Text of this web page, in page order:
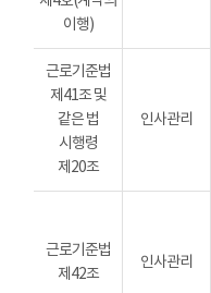
이행)
근로기준법
제41조 및
같은 법
시행령
제20조
인사관리
근로기준법
제42조
인사관리